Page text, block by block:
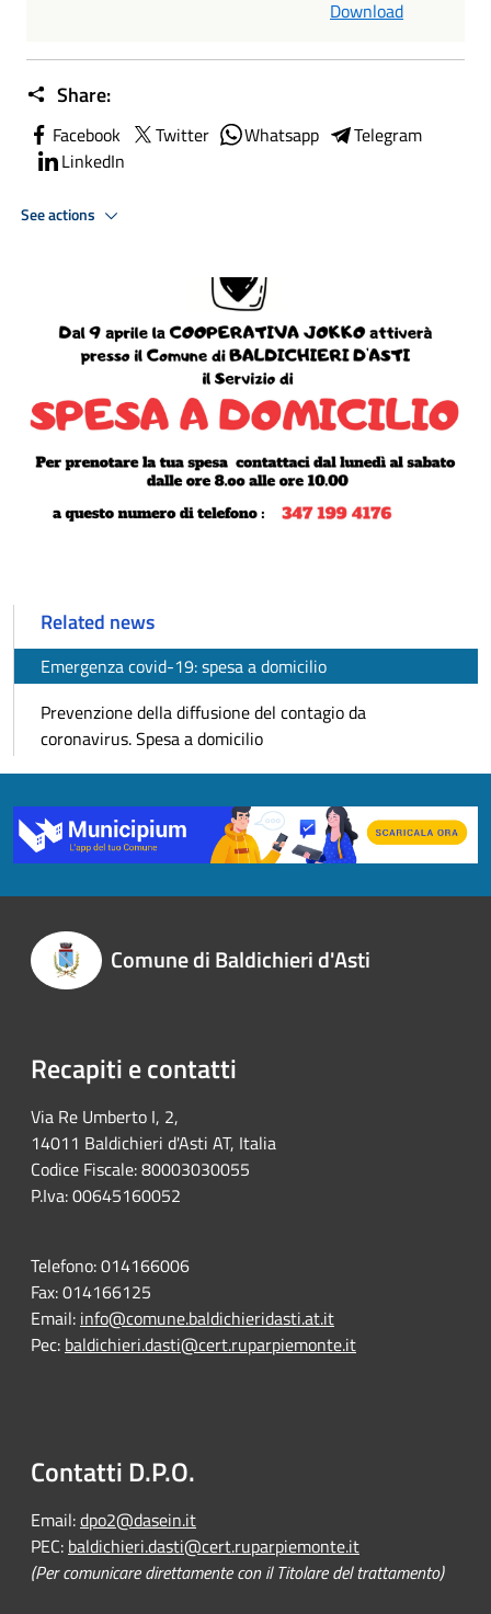
Download
Share:
Facebook Twitter Whatsapp
Telegram
LinkedIn
See actions
Related news
Emergenza covid-19: spesa a domicilio
Prevenzione della diffusione del contagio da
coronavirus. Spesa a domicilio
Comune di Baldichieri d'Asti
Recapiti e contatti
Via Re Umberto I, 2,
14011 Baldichieri d'Asti AT, Italia
Codice Fiscale: 80003030055
P.Iva: 00645160052
Telefono:014166006
Fax:014166125
Email: info@comune.baldichieridasti.at.it
Pec: baldichieri.dasti@cert.ruparpiemonte.it
Contatti D.P.O.
Email:dpo2@dasein.it
PEC: baldichieri.dasti@cert.ruparpiemonte.it
(Per comunicare direttamente con il Titolare del trattamento)